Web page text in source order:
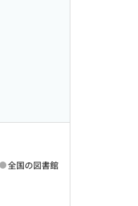
全国の図書館